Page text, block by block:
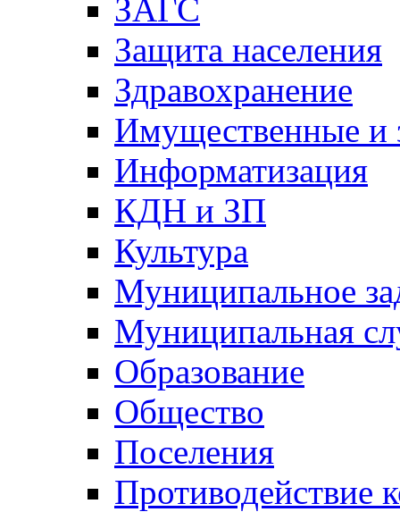
ЗАГС
Защита населения
Здравохранение
Имущественные и
Информатизация
КДН и ЗП
Культура
Муниципальное
Муниципальная
Образование
Общество
Поселения
Противодействие